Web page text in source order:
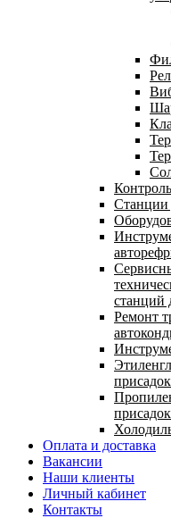
Станции
станций
Ремонт
Оплата и доставка
Вакансии
Наши клиенты
Личный кабинет
Контакты